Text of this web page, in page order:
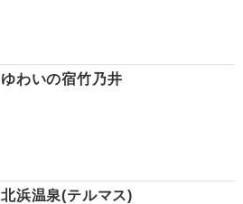
ゆわいの宿竹乃井
北浜温泉(テルマス)